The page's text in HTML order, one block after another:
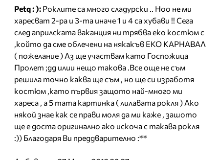
Petq : ): Роклите са много сладурски .. Ноо не ми
харесват 2-ра и 3-та иначе 1 и 4 са хубави !! Сега
след априлската ваканция ни трябва еко костюм с
,който да сме облечени на някакъв ЕКО КАРНАВАЛ
( пожелание ) Аз ще участвам като Госпожица
Пролет ;дд илии нещо такова .Все още не съм
решила точно каква ще съм , но ще си изработя
костюм ,като първия защото най-много ми
хареса , а 5 тата картинка ( лилавата рокля ) Ако
някой знае как се прави моля да ми каже , зашото
ще е доста оригинално ако искоча с такава рокля
:)) Благодаря Ви преддварително :**